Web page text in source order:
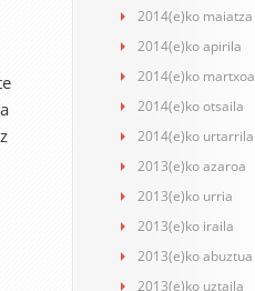
2014(e)ko maiatza
2014(e)ko apirila
2014(e)ko martxoa
2014(e)ko otsaila
2014(e)ko urtarrila
2013(e)ko azaroa
2013(e)ko urria
2013(e)ko iraila
2013(e)ko abuztua
2013(e)ko uztaila